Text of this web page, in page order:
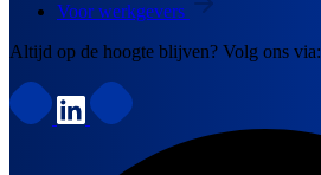
Voor werkgevers
Altijd op de hoogte blijven? Volg ons via: